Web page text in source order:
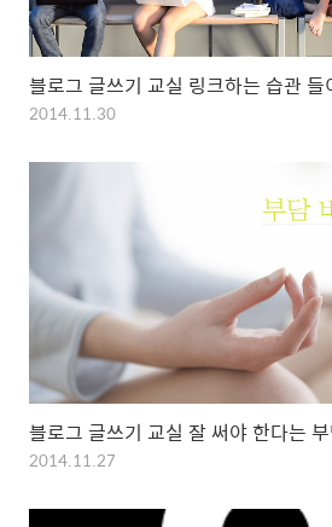
블로그 글쓰기 교실 링크하는 습관 들
2014.11.30
블로그 글쓰기 교실 잘 써야 한다는
2014.11.27